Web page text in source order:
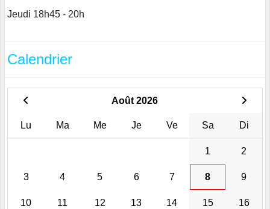
Jeudi 18h45 - 20h
Calendrier
Août 2026
Lu Ma Me Je Ve Sa Di
1 2
3 4 5 6 7 8 9
10 11 12 13 14 15 16